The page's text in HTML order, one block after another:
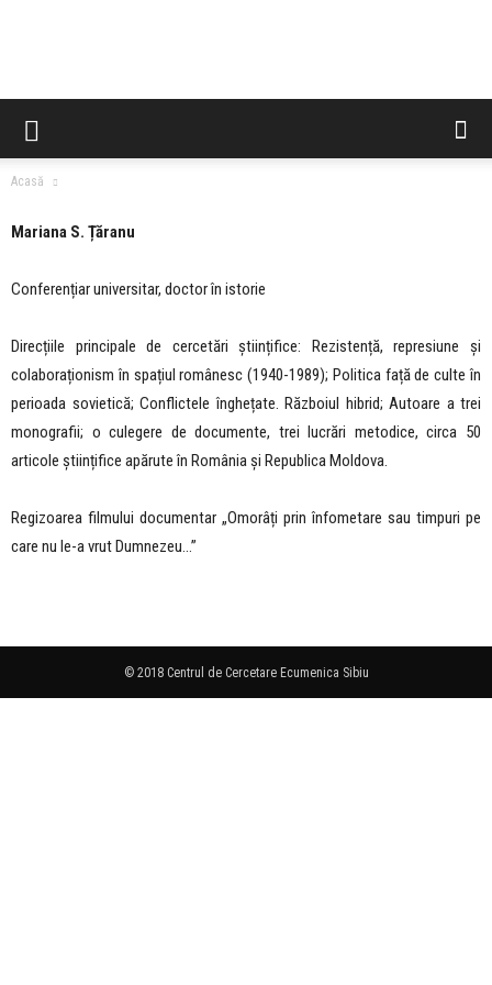
CCES
Acasă
Mariana S. Țăranu
Conferențiar universitar, doctor în istorie
Direcțiile principale de cercetări științifice: Rezistență, represiune și
colaboraționism în spațiul românesc (1940-1989); Politica față de culte în
perioada sovietică; Conflictele înghețate. Războiul hibrid; Autoare a trei
monografii; o culegere de documente, trei lucrări metodice, circa 50
articole științifice apărute în România și Republica Moldova.
Regizoarea filmului documentar „Omorâți prin înfometare sau timpuri pe
care nu le-a vrut Dumnezeu…”
© 2018 Centrul de Cercetare Ecumenica Sibiu